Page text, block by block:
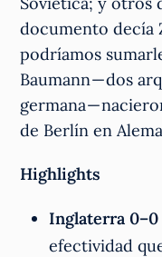
documento decía
podríamos
Baumann — dos
germana —
de Berlín en
Highlights
Inglaterra 0–0
efectividad